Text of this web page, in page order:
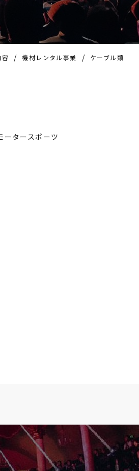
容 / 機材レンタル事業 / ケーブル類
ータースポーツ